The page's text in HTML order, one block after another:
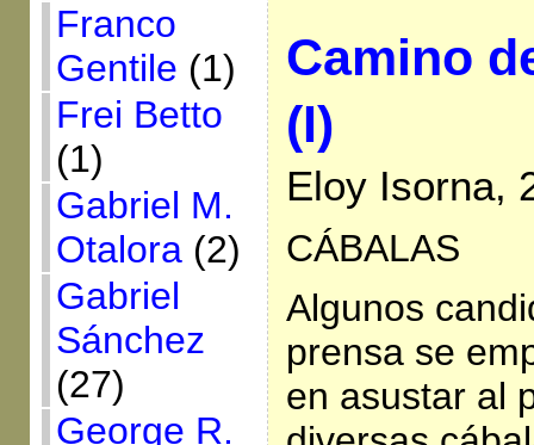
Franco
Gentile (1)
Frei Betto
(1)
Gabriel M.
Otalora(2)
Gabriel
Sánchez
(27)
George R.
Camino
(I)
Eloy Isorna,
CÁBALAS
Algunos
prensa se
en asustar al